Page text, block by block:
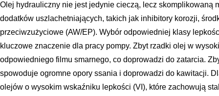
Olej hydrauliczny nie jest jedynie cieczą, lecz skomplikowaną
dodatków uszlachetniających, takich jak inhibitory korozji,
przeciwzużyciowe (AW/EP). Wybór odpowiedniej klasy
kluczowe znaczenie dla pracy pompy. Zbyt rzadki olej w
odpowiedniego filmu smarnego, co doprowadzi do zatarcia.
spowoduje ogromne opory ssania i doprowadzi do kawitacji.
olejów o wysokim wskaźniku lepkości (VI), które zachowują